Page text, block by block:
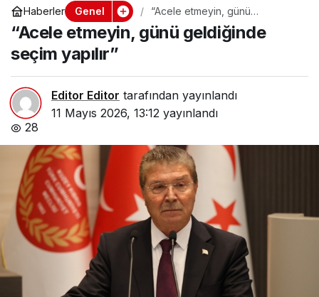
Haberler Genel
“Acele etmeyin, günü
geldiğinde seçim yapılır”
“Acele etmeyin, günü geldiğinde
seçim yapılır”
Editor Editor tarafından yayınlandı
11 Mayıs 2026, 13:12 yayınlandı
28